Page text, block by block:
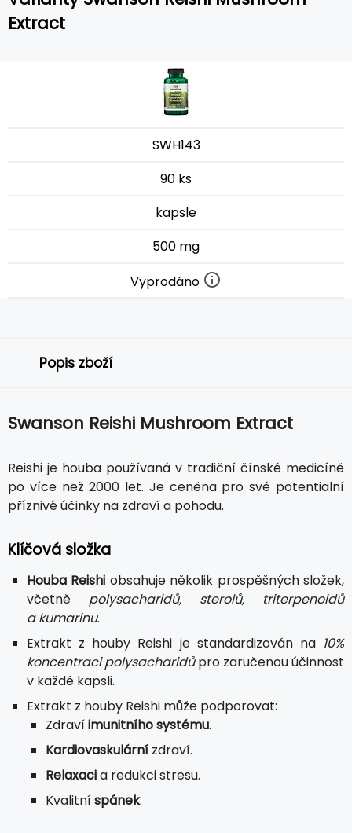
Extract
SWH143
90 ks
kapsle
500 mg
Vyprodáno
Popis zboží
Swanson Reishi Mushroom Extract
Reishi je houba používaná v tradiční čínské medicíně
po více než 2000 let. Je ceněna pro své potentialní
příznivé účinky na zdraví a pohodu.
Klíčová složka
Houba Reishi obsahuje několik prospěšných složek,
včetně polysacharidů, sterolů, triterpenoidů
a kumarinu.
Extrakt z houby Reishi je standardizován na 10%
koncentraci polysacharidůpro zaručenou účinnost
v každé kapsli.
Extrakt z houby Reishi může podporovat:
Zdravíimunitního systému.
Kardiovaskulární zdraví.
Relaxacia redukci stresu.
Kvalitníspánek.